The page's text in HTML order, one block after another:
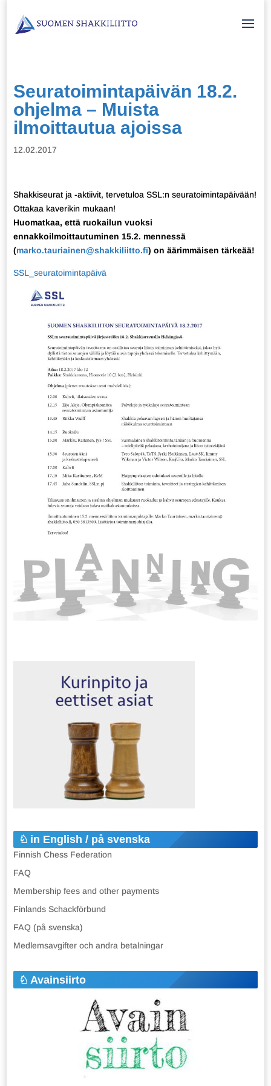
Seuratoimintapäivän 18.2.
ohjelma – Muista
ilmoittautua ajoissa
12.02.2017
Shakkiseurat ja -aktiivit, tervetuloa SSL:n seuratoimintapäivään!
Ottakaa kaverikin mukaan!
Huomatkaa, että ruokailun vuoksi
ennakkoilmoittautuminen 15.2. mennessä
(marko.tauriainen@shakkiliitto.fi) on äärimmäisen tärkeää!
SSL_seuratoimintapäivä
in English / på svenska
Finnish Chess Federation
FAQ
Membership fees and other payments
Finlands Schackförbund
FAQ (på svenska)
Medlemsavgifter och andra betalningar
Avainsiirto